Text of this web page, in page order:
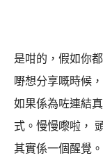
是咁的，假如你
嘢想分享嘅時候
如果係為咗連結
式。慢慢嚟啦，
其實係一個醒覺